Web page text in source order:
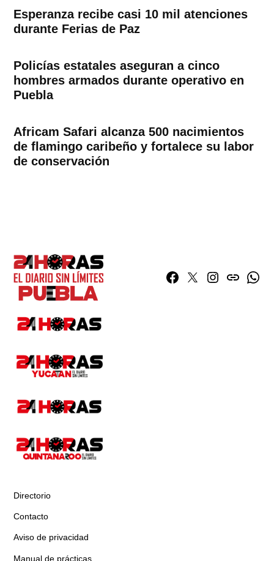
Esperanza recibe casi 10 mil atenciones
durante Ferias de Paz
Policías estatales aseguran a cinco
hombres armados durante operativo en
Puebla
Africam Safari alcanza 500 nacimientos
de flamingo caribeño y fortalece su labor
de conservación
Facebook
TwitterInstagram
issuu
Directorio
Contacto
Aviso de privacidad
Manual de prácticas